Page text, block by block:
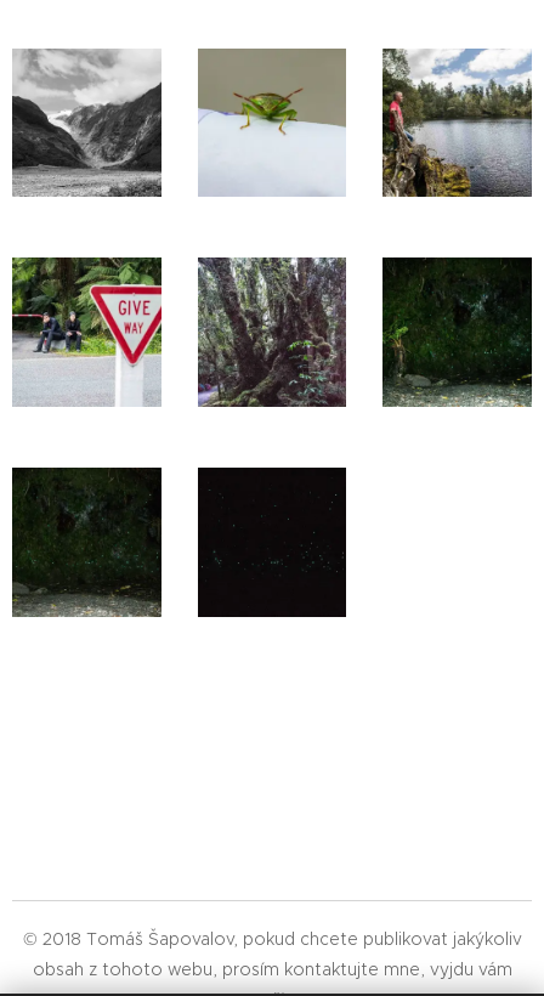
© 2018 Tomáš Šapovalov, pokud chcete publikovat jakýkoliv
obsah z tohoto webu, prosím kontaktujte mne, vyjdu vám